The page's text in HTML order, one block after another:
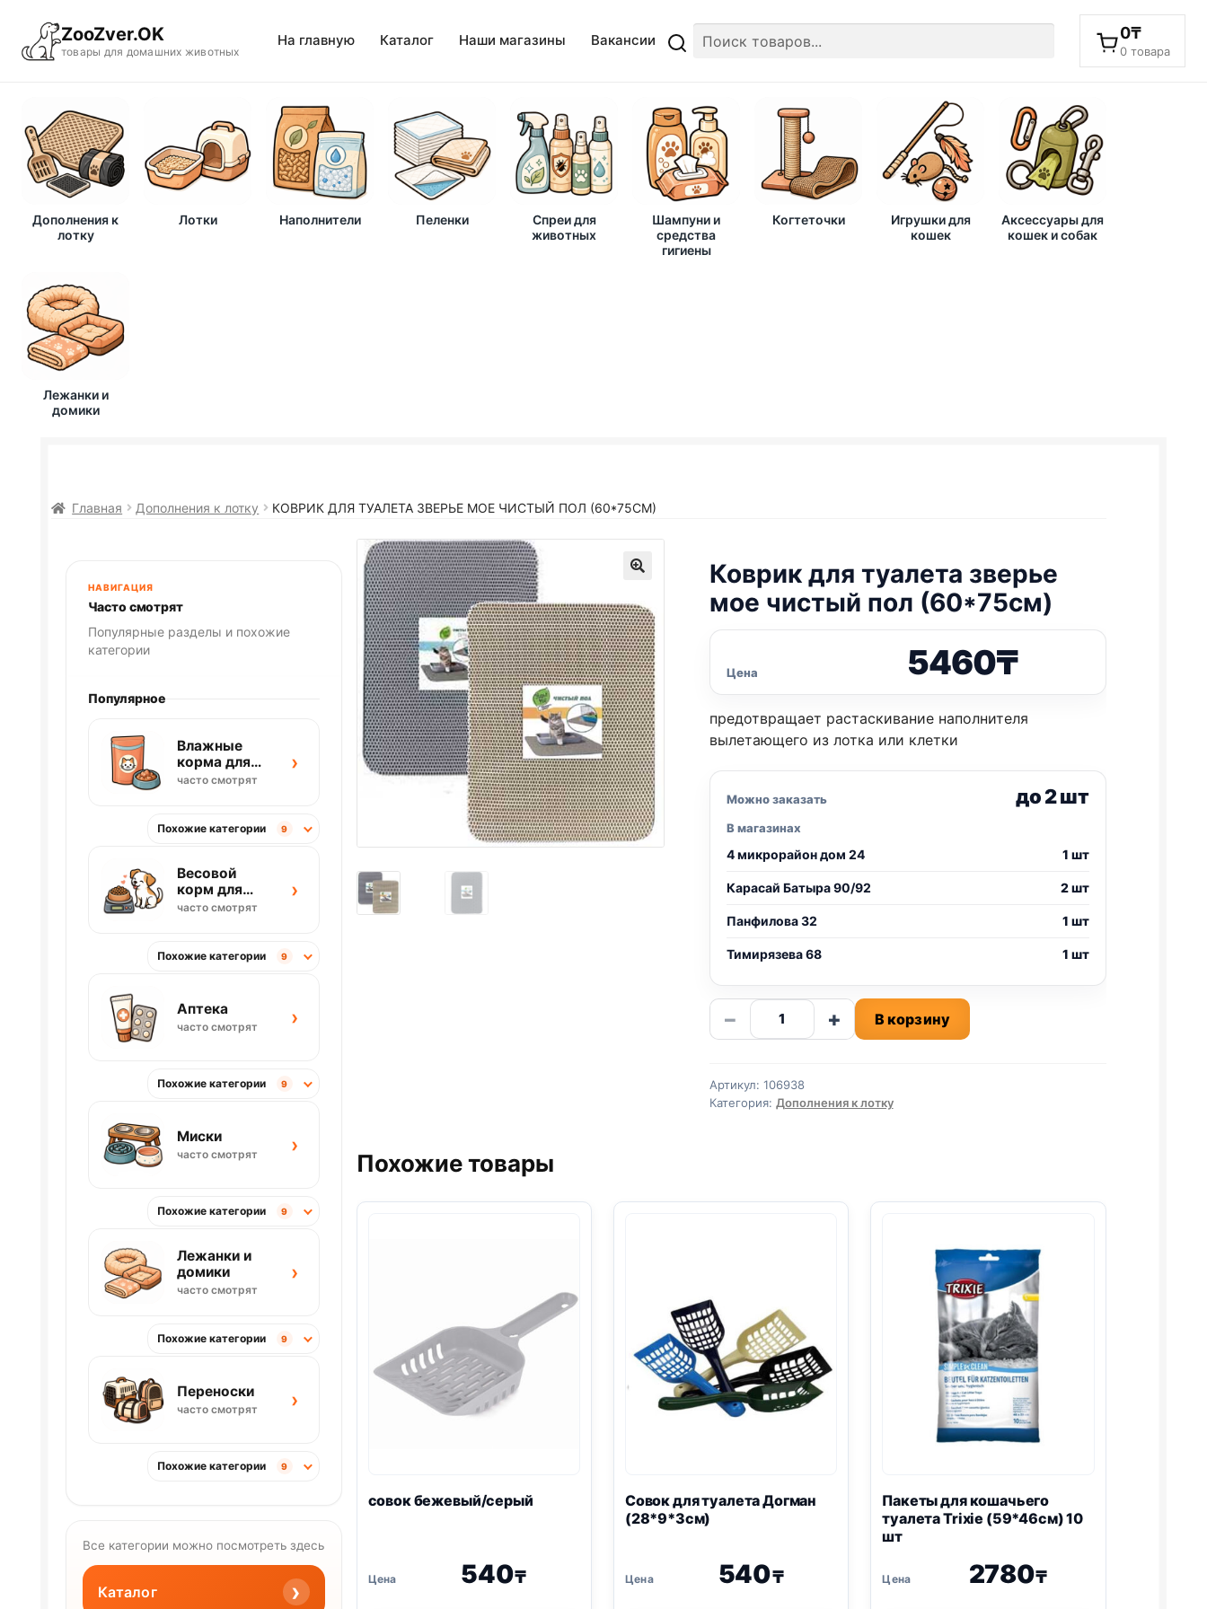
ZooZver.OK
товары для домашних животных
На главную Каталог Наши магазины Вакансии 0₸
0 товара
Дополнения к
лотку
Лотки Наполнители Пеленки
Спреи для
животных
Шампуни и
средства
гигиены
Когтеточки
Игрушки для
кошек
Аксессуары для
кошек и собак
Лежанки и
домики
Главная Дополнения к лотку КОВРИК ДЛЯ ТУАЛЕТА ЗВЕРЬЕ МОЕ ЧИСТЫЙ ПОЛ (60*75СМ)
Коврик для туалета зверье
мое чистый пол (60*75см)
Цена 5460₸
предотвращает растаскивание наполнителя
вылетающего из лотка или клетки
Можно заказать до 2 шт
В магазинах
4 микрорайон дом 24 1 шт
Карасай Батыра 90/92 2 шт
Панфилова 32 1 шт
Тимирязева 68 1 шт
−
Количество
товара
туалета
(60*75см)
+ В корзину
Артикул: 106938
Категория: Дополнения к лотку
Похожие товары
совок бежевый/серый
540₸
Совок для туалета Догман
(28*9*3см)
540₸
Пакеты для кошачьего
туалета Trixie (59*46см) 10
шт
2780₸
НАВИГАЦИЯ
Часто смотрят
Популярные разделы и похожие
категории
Популярное
Влажные
корма для
кошек
часто смотрят
›
Похожие категории 9
Весовой
корм для
собак
часто смотрят
›
Похожие категории 9
Аптека
часто смотрят ›
Похожие категории 9
Миски
часто смотрят ›
Похожие категории 9
Лежанки и
домики
часто смотрят
›
Похожие категории 9
Переноски
часто смотрят ›
Похожие категории 9
Все категории можно посмотреть здесь
Каталог ›